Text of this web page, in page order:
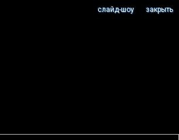
закрыть
cлайд-шоу